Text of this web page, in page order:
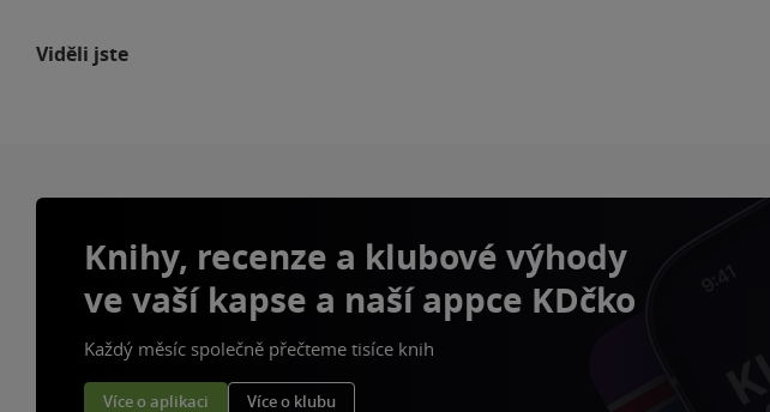
Viděli jste
Knihy, recenze a klubové výhody
ve vaší kapse a naší appce KDčko
Každý měsíc společně přečteme tisíce knih
Více o aplikaci Více o klubu